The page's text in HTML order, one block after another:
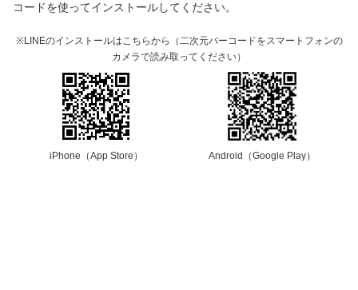
コードを使ってインストールしてください。
※LINEのインストールはこちらから（二次元バーコードをスマートフォンの
カメラで読み取ってください）
iPhone（App Store） Android（Google Play）